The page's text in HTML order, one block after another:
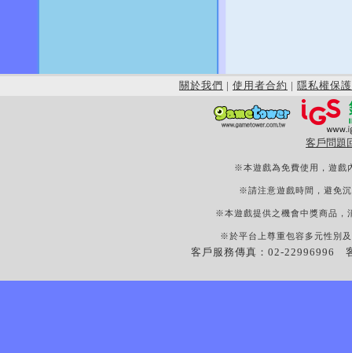
關於我們 | 使用者合約 | 隱私權保護
客戶問題
※本遊戲為免費使用，遊戲
※請注意遊戲時間，避免
※本遊戲提供之機會中獎商品，
※於平台上尊重包容多元性別
客戶服務傳真：02-22996996